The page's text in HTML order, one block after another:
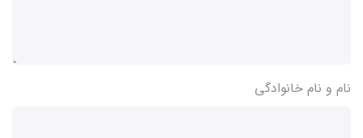
نام و نام خانوادگی